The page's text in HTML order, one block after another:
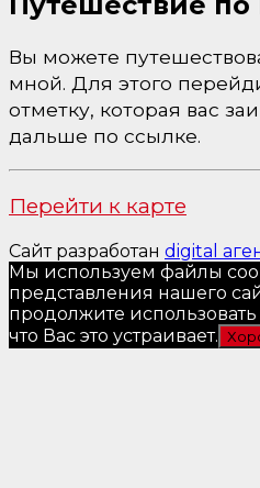
Вы можете
мной. Для этого
отметку, которая вас
дальше по ссылке.
Перейти к карте
Сайт разработан digital
Мы используем файлы
представления нашего
продолжите
что Вас это устраивает.